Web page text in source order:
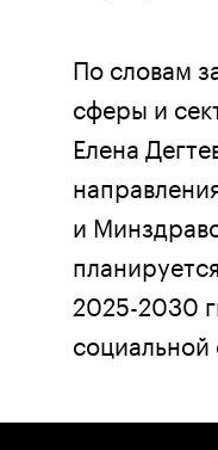
По словам
сферы и
Елена
и
2025-2030